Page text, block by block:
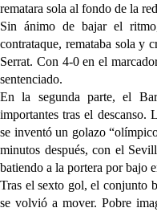
rematara sola al fondo de la
Sin ánimo de bajar el
contrataque, remataba sola y
Serrat. Con 4-0 en el
sentenciado.
En la segunda parte, el
importantes tras el descanso.
se inventó un golazo
minutos después, con el
batiendo a la portera por bajo
Tras el sexto gol, el conjunto
se volvió a mover. Pobre